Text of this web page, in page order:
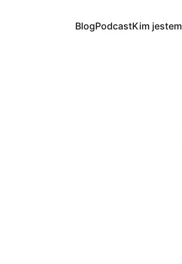
BlogPodcastKim jestem